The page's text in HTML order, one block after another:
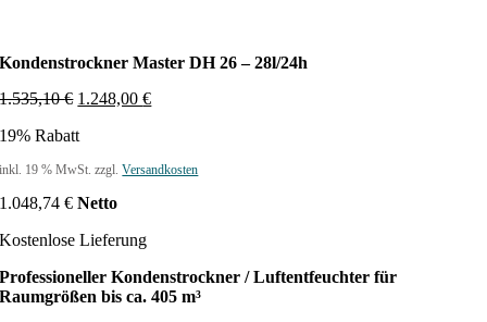
Kondenstrockner Master DH 26 – 28l/24h
1.535,10€ U
s
r
ü
n
g
i
c
1.248,00€A
e
P
r
19% Rabatt
inkl. 19 % MwSt. zzgl.Versandkosten
1.048,74€ Netto
Kostenlose Lieferung
Professioneller Kondenstrockner / Luftentfeuchter für
Raumgrößen bis ca. 405 m³